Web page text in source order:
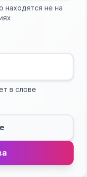
находятся не на
в слове